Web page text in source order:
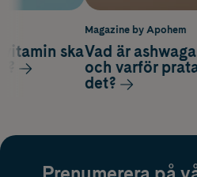
ska
Magazine by Apohem
Vad är
och varför
det?